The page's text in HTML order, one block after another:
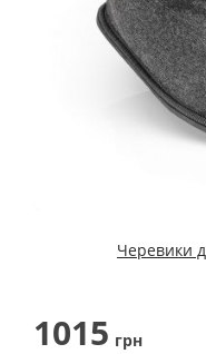
Черевики
1015 грн